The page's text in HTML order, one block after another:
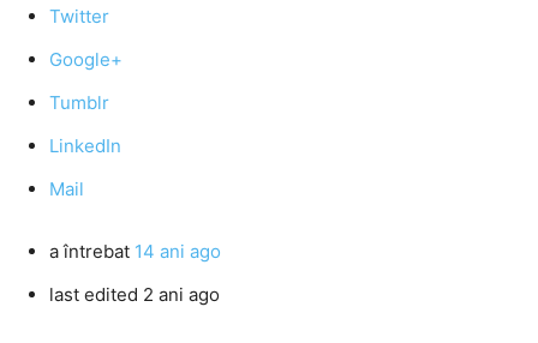
Twitter
Google+
Tumblr
LinkedIn
Mail
a întrebat 14 ani ago
last edited 2 ani ago